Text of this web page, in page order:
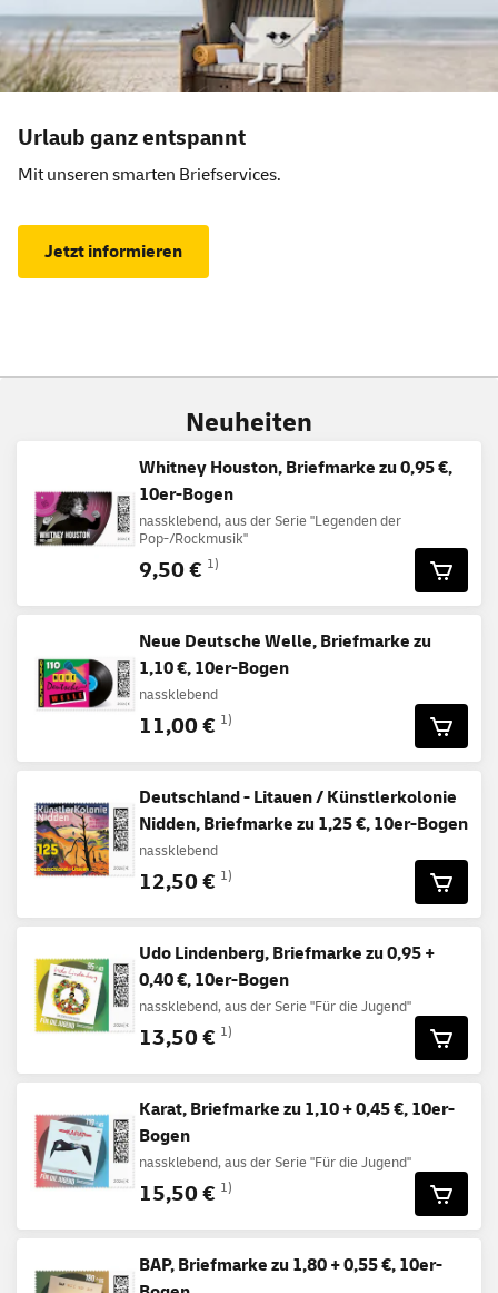
Urlaub ganz entspannt
Mit unseren smarten Briefservices.
Jetzt informieren
Neuheiten
Whitney Houston, Briefmarke zu 0,95 €,
10er-Bogen
nassklebend, aus der Serie "Legenden der
Pop-/Rockmusik"
9,50 € 1)
Neue Deutsche Welle, Briefmarke zu
1,10 €, 10er-Bogen
nassklebend
11,00 € 1)
Deutschland - Litauen / Künstlerkolonie
Nidden, Briefmarke zu 1,25 €, 10er-Bogen
nassklebend
12,50 € 1)
Udo Lindenberg, Briefmarke zu 0,95 +
0,40 €, 10er-Bogen
nassklebend, aus der Serie "Für die Jugend"
13,50 € 1)
Karat, Briefmarke zu 1,10 + 0,45 €, 10er-
Bogen
nassklebend, aus der Serie "Für die Jugend"
15,50 € 1)
BAP, Briefmarke zu 1,80 + 0,55 €, 10er-